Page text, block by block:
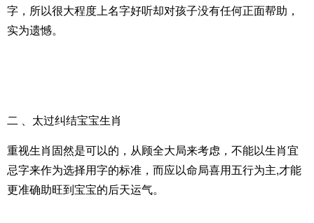
字，所以很大程度上名字好听却对孩子没有任何正面帮助，
实为遗憾。
二 、太过纠结宝宝生肖
重视生肖固然是可以的，从顾全大局来考虑，不能以生肖宜
忌字来作为选择用字的标准，而应以命局喜用五行为主,才能
更准确助旺到宝宝的后天运气。